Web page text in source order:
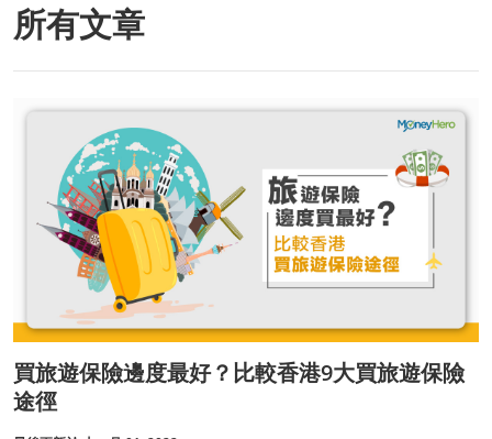
所有文章
買旅遊保險邊度最好？比較香港9大買旅遊保險
途徑